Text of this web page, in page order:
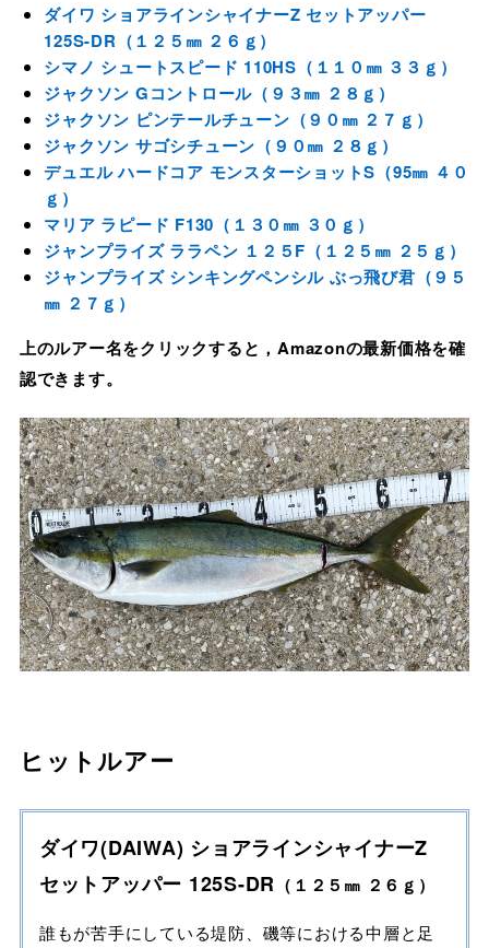
ダイワ ショアラインシャイナーZ セットアッパー
125S-DR（１２５㎜ ２６ｇ）
シマノ シュートスピード 110HS（１１０㎜ ３３ｇ）
ジャクソン Gコントロール（９３㎜ ２８ｇ）
ジャクソン ピンテールチューン（９０㎜ ２７ｇ）
ジャクソン サゴシチューン（９０㎜ ２８ｇ）
デュエル ハードコア モンスターショットS（95㎜ ４０
ｇ）
マリア ラピード F130（１３０㎜ ３０ｇ）
ジャンプライズ ララペン １２５F（１２５㎜ ２５ｇ）
ジャンプライズ シンキングペンシル ぶっ飛び君（９５
㎜ ２７ｇ）
上のルアー名をクリックすると，Amazonの最新価格を確
認できます。
ヒットルアー
ダイワ(DAIWA) ショアラインシャイナーZ
セットアッパー 125S-DR （１２５㎜ ２６ｇ）
誰もが苦手にしている堤防、磯等における中層と足